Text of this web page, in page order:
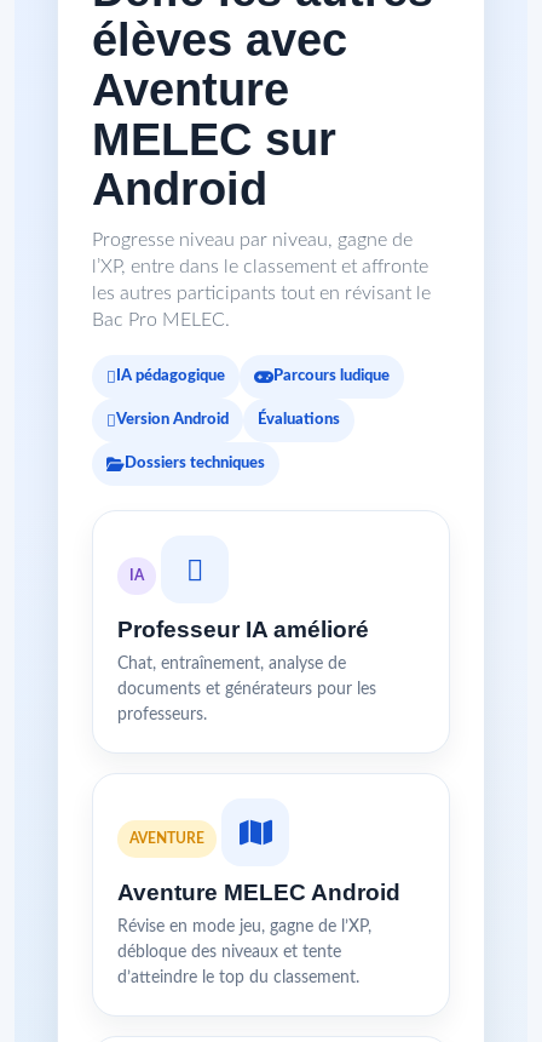
élèves avec
Aventure
MELEC sur
Android
Progresse niveau par niveau, gagne de
l’XP, entre dans le classement et affronte
les autres participants tout en révisant le
Bac Pro MELEC.
IA pédagogique Parcours ludique
Version Android Évaluations
Dossiers techniques
IA
Professeur IA amélioré
Chat, entraînement, analyse de
documents et générateurs pour les
professeurs.
AVENTURE
Aventure MELEC Android
Révise en mode jeu, gagne de l’XP,
débloque des niveaux et tente
d’atteindre le top du classement.